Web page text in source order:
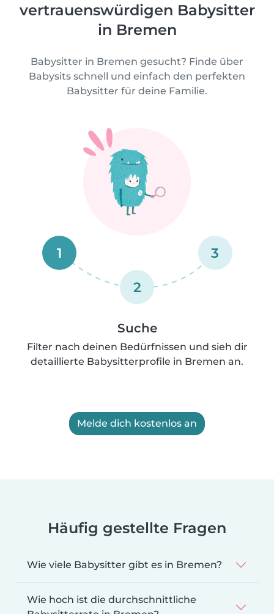
vertrauenswürdigen Babysitter
in Bremen
Babysitter in Bremen gesucht? Finde über
Babysits schnell und einfach den perfekten
Babysitter für deine Familie.
1
2
3
Suche
Filter nach deinen Bedürfnissen und sieh dir
detaillierte Babysitterprofile in Bremen an.
Melde dich kostenlos an
Häufig gestellte Fragen
Wie viele Babysitter gibt es in Bremen?
Wie hoch ist die durchschnittliche